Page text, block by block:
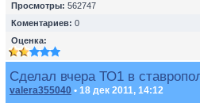
Просмотры: 562747
Коментариев: 0
Оценка:
Сделал вчера ТО1 в
valera355040 • 18 дек 2011, 14:12